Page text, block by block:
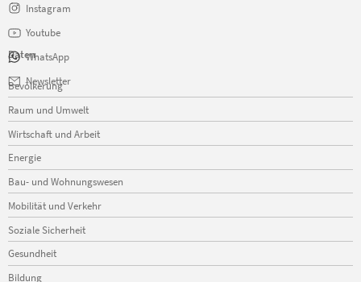
Instagram
Youtube
WhatsApp
Newsletter
Daten
Navigation
überspringen
Bevölkerung
Raum und Umwelt
Wirtschaft und Arbeit
Energie
Bau- und Wohnungswesen
Mobilität und Verkehr
Soziale Sicherheit
Gesundheit
Bildung